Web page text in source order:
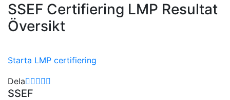
SSEF Certifiering LMP Resultat
Översikt
Starta LMP certifiering
Dela
SSEF